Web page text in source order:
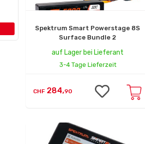
Spektrum Smart Powerstage 8S
Surface Bundle 2
auf Lager bei Lieferant
3-4 Tage Lieferzeit
CHF 284,90